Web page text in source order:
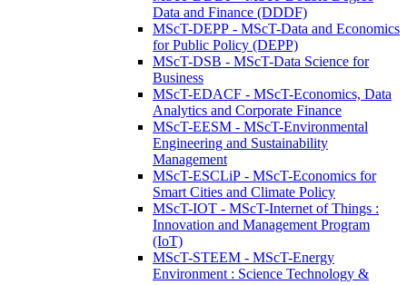
Data and Finance (DDDF)
MScT-DEPP - MScT-Data and Economics
for Public Policy (DEPP)
MScT-DSB - MScT-Data Science for
Business
MScT-EDACF - MScT-Economics, Data
Analytics and Corporate Finance
MScT-EESM - MScT-Environmental
Engineering and Sustainability
Management
MScT-ESCLiP - MScT-Economics for
Smart Cities and Climate Policy
MScT-IOT - MScT-Internet of Things :
Innovation and Management Program
(IoT)
MScT-STEEM - MScT-Energy
Environment : Science Technology &